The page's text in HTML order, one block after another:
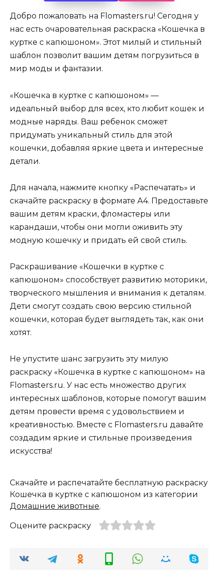
Добро пожаловать на Flomasters.ru! Сегодня у
нас есть очаровательная раскраска «Кошечка в
куртке с капюшоном». Этот милый и стильный
шаблон позволит вашим детям погрузиться в
мир моды и фантазии.
«Кошечка в куртке с капюшоном» —
идеальный выбор для всех, кто любит кошек и
модные наряды. Ваш ребенок сможет
придумать уникальный стиль для этой
кошечки, добавляя яркие цвета и интересные
детали.
Для начала, нажмите кнопку «Распечатать» и
скачайте раскраску в формате А4. Предоставьте
вашим детям краски, фломастеры или
карандаши, чтобы они могли оживить эту
модную кошечку и придать ей свой стиль.
Раскрашивание «Кошечки в куртке с
капюшоном» способствует развитию моторики,
творческого мышления и внимания к деталям.
Дети смогут создать свою версию стильной
кошечки, которая будет выглядеть так, как они
хотят.
Не упустите шанс загрузить эту милую
раскраску «Кошечка в куртке с капюшоном» на
Flomasters.ru. У нас есть множество других
интересных шаблонов, которые помогут вашим
детям провести время с удовольствием и
креативностью. Вместе с Flomasters.ru давайте
создадим яркие и стильные произведения
искусства!
Скачайте и распечатайте бесплатную раскраску
Кошечка в куртке с капюшоном из категории
Домашние животные.
Оцените раскраску